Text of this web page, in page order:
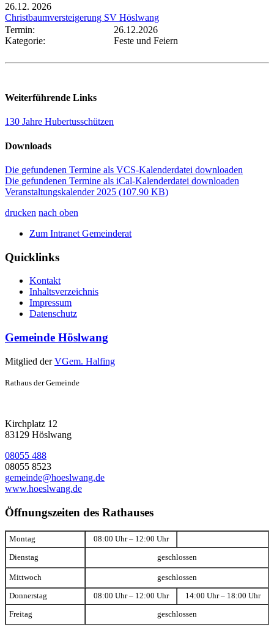
26.12. 2026
Christbaumversteigerung SV Höslwang
Termin:
26.12.2026
Kategorie:
Feste und Feiern
Weiterführende Links
130 Jahre Hubertusschützen
Downloads
Die gefundenen Termine als VCS-Kalenderdatei downloaden
Die gefundenen Termine als iCal-Kalenderdatei downloaden
Veranstaltungskalender 2025 (107.90 KB)
drucken nach oben
Zum Intranet Gemeinderat
Quicklinks
Kontakt
Inhaltsverzeichnis
Impressum
Datenschutz
Gemeinde Höslwang
Mitglied derVGem. Halfing
Rathaus der Gemeinde
Kirchplatz 12
83129 Höslwang
08055 488
08055 8523
gemeinde@hoeslwang.de
www.hoeslwang.de
Öffnungszeiten des Rathauses
Montag 08:00 Uhr – 12:00 Uhr
Dienstag geschlossen
Mittwoch geschlossen
Donnerstag 08:00 Uhr – 12:00 Uhr 14:00 Uhr – 18:00 Uhr
Freitag geschlossen